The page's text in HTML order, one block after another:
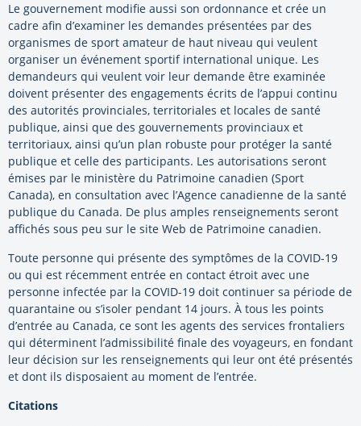
Le gouvernement modifie aussi son ordonnance et crée un
cadre afin d’examiner les demandes présentées par des
organismes de sport amateur de haut niveau qui veulent
organiser un événement sportif international unique. Les
demandeurs qui veulent voir leur demande être examinée
doivent présenter des engagements écrits de l’appui continu
des autorités provinciales, territoriales et locales de santé
publique, ainsi que des gouvernements provinciaux et
territoriaux, ainsi qu’un plan robuste pour protéger la santé
publique et celle des participants. Les autorisations seront
émises par le ministère du Patrimoine canadien (Sport
Canada), en consultation avec l’Agence canadienne de la santé
publique du Canada. De plus amples renseignements seront
affichés sous peu sur le site Web de Patrimoine canadien.
Toute personne qui présente des symptômes de la COVID-19
ou qui est récemment entrée en contact étroit avec une
personne infectée par la COVID-19 doit continuer sa période de
quarantaine ou s’isoler pendant 14 jours. À tous les points
d’entrée au Canada, ce sont les agents des services frontaliers
qui déterminent l’admissibilité finale des voyageurs, en fondant
leur décision sur les renseignements qui leur ont été présentés
et dont ils disposaient au moment de l’entrée.
Citations